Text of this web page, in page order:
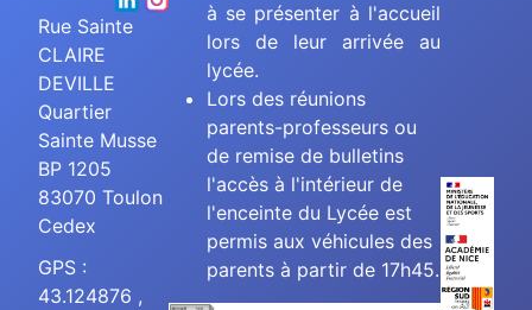
Rue Sainte
CLAIRE
DEVILLE
Quartier
Sainte Musse
BP 1205
83070 Toulon
Cedex
GPS :
43.124876 ,
à se présenter à l'accueil
lors de leur arrivée au
lycée.
Lors des réunions
parents-professeurs ou
de remise de bulletins
l'accès à l'intérieur de
l'enceinte du Lycée est
permis aux véhicules des
parents à partir de 17h45.